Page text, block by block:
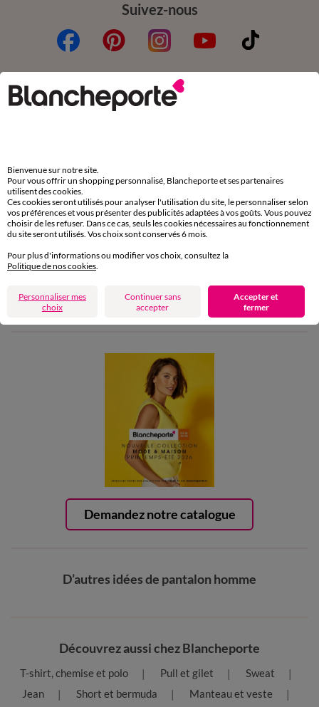
Suivez-nous
Demandez notre catalogue
Commande
Retours gratuits en Point Relais®
Paiement
Carte 4 Etoiles
(1) Offres et codes promos
Aide & conseils
Blancheporte
D’autres idées de pantalon homme
Découvrez aussi chez Blancheporte
T-shirt, chemise et polo Pull et gilet
Sweat
Jean
Short et bermuda
Manteau et veste
Bienvenue sur notre site.
Pour vous offrir un shopping personnalisé, Blancheporte et ses partenaires
utilisent des cookies.
Ces cookies seront utilisés pour analyser l'utilisation du site, le personnaliser selon
vos préférences et vous présenter des publicités adaptées à vos goûts. Vous pouvez
choisir de les refuser. Dans ce cas, seuls les cookies nécessaires au fonctionnement
du site seront utilisés. Vos choix sont conservés 6 mois.
Pour plus d'informations ou modifier vos choix, consultez la
Politique de nos cookies.
Personnaliser mes
choix
Continuer sans
accepter
Accepter et
fermer